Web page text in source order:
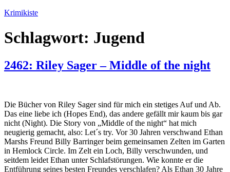
Zum
springen
Krimikiste
Schlagwort: Jugend
2462: Riley Sager – Middle of the night
Die Bücher von Riley Sager sind für mich ein stetiges Auf und Ab.
Das eine liebe ich (Hopes End), das andere gefällt mir kaum bis gar
nicht (Night). Die Story von „Middle of the night“ hat mich
neugierig gemacht, also: Let´s try. Vor 30 Jahren verschwand Ethan
Marshs Freund Billy Barringer beim gemeinsamen Zelten im Garten
in Hemlock Circle. Im Zelt ein Loch, Billy verschwunden, und
seitdem leidet Ethan unter Schlafstörungen. Wie konnte er die
Entführung seines besten Freundes verschlafen? Als Ethan 30 Jahre